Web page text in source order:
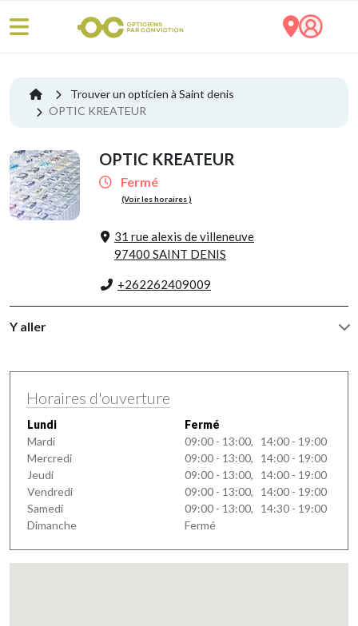
Trouver un opticien à Saint denis
OPTIC KREATEUR
OPTIC KREATEUR
Fermé
(Voir les horaires )
31 rue alexis de villeneuve
97400 SAINT DENIS
+262262409009
Y aller
Horaires d'ouverture
Lundi
Fermé
Mardi
09:00 - 13:00, 14:00 - 19:00
Mercredi
09:00 - 13:00, 14:00 - 19:00
Jeudi
09:00 - 13:00, 14:00 - 19:00
Vendredi
09:00 - 13:00, 14:00 - 19:00
Samedi
09:00 - 13:00, 14:30 - 19:00
Dimanche
Fermé